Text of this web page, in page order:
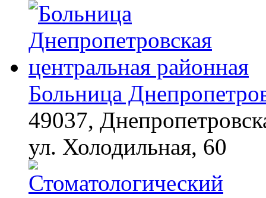
Больница
49037,
ул. Холодильная, 60